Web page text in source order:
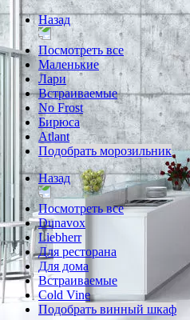
Назад
Посмотреть все
Маленькие
Лари
Встраиваемые
No Frost
Бирюса
Atlant
Подобрать морозильник
Назад
Посмотреть все
Dunavox
Liebherr
Для ресторана
Для дома
Встраиваемые
Cold Vine
Подобрать винный шкаф